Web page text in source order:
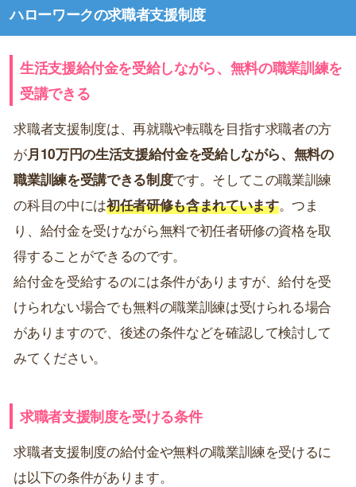
ハローワークの求職者支援制度
生活支援給付金を受給しながら、無料の職業訓練を
受講できる
求職者支援制度は、再就職や転職を目指す求職者の方
が月10万円の生活支援給付金を受給しながら、無料の
職業訓練を受講できる制度です。そしてこの職業訓練
の科目の中には初任者研修も含まれています。つま
り、給付金を受けながら無料で初任者研修の資格を取
得することができるのです。
給付金を受給するのには条件がありますが、給付を受
けられない場合でも無料の職業訓練は受けられる場合
がありますので、後述の条件などを確認して検討して
みてください。
求職者支援制度を受ける条件
求職者支援制度の給付金や無料の職業訓練を受けるに
は以下の条件があります。